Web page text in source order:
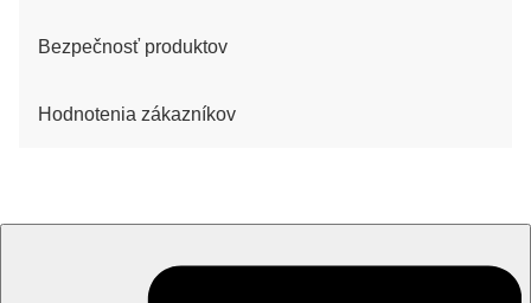
Bezpečnosť produktov
Hodnotenia zákazníkov